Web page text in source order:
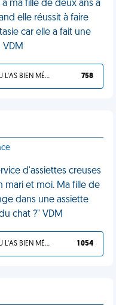
ma fille de deux ans à
elle réussit à faire
car elle a fait une
TU L'AS BIEN MÉRITÉ 758
d'assiettes creuses
mari et moi. Ma fille de
dans une assiette
chat ?" VDM
TU L'AS BIEN MÉRITÉ 1 054